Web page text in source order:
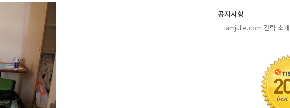
과
공지사항
iamjulie.com 간략 소개